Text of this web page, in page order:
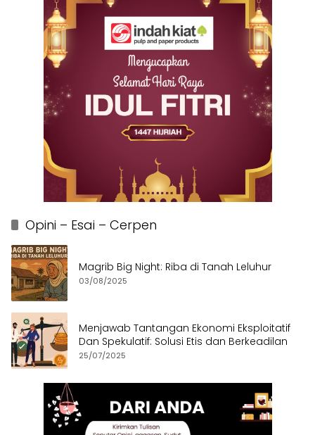
Opini – Esai – Cerpen
Magrib Big Night: Riba di Tanah Leluhur
03/08/2025
Menjawab Tantangan Ekonomi Eksploitatif
Dan Spekulatif: Solusi Etis dan Berkeadilan
25/07/2025